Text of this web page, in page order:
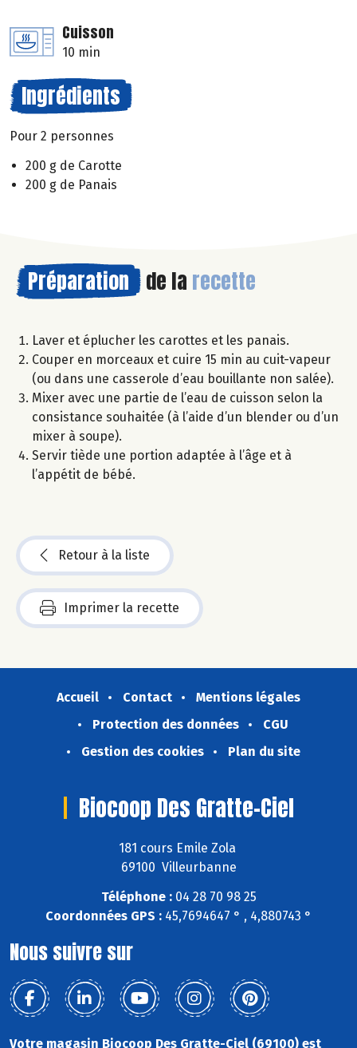
Cuisson
10 min
Ingrédients
Pour 2 personnes
200 g de Carotte
200 g de Panais
Préparation de la recette
Laver et éplucher les carottes et les panais.
Couper en morceaux et cuire 15 min au cuit-vapeur
(ou dans une casserole d’eau bouillante non salée).
Mixer avec une partie de l’eau de cuisson selon la
consistance souhaitée (à l’aide d’un blender ou d’un
mixer à soupe).
Servir tiède une portion adaptée à l’âge et à
l’appétit de bébé.
Retour à la liste
Imprimer la recette
Accueil Contact
Mentions légales
Protection des données
CGU
Gestion des cookies
Plan du site
Biocoop Des Gratte-Ciel
181 cours Emile Zola
69100 Villeurbanne
Téléphone :04 28 70 98 25
Coordonnées GPS : 45,7694647 ° , 4,880743 °
Nous suivre sur
Votre magasin Biocoop Des Gratte-Ciel (69100) est